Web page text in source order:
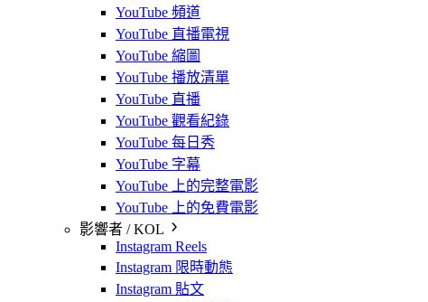
YouTube 頻道
YouTube 直播電視
YouTube 縮圖
YouTube 播放清單
YouTube 直播
YouTube 觀看紀錄
YouTube 每日秀
YouTube 字幕
YouTube 上的完整電影
YouTube 上的免費電影
影響者 / KOL
Instagram Reels
Instagram 限時動態
Instagram 貼文